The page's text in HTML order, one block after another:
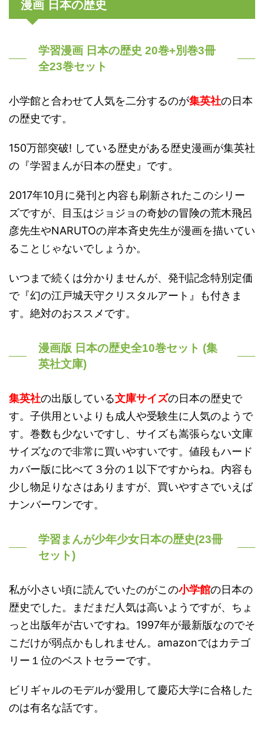
漫画 日本の歴史
学習漫画 日本の歴史 20巻+別巻3冊
全23巻セット
小学館と合わせて人気を二分するのが集英社の日本
の歴史です。
150万部突破! している歴史がある歴史漫画が集英社
の『学習まんが日本の歴史』です。
2017年10月に発刊と内容も刷新されたこのシリー
ズですが、目玉はジョジョの奇妙の冒険の荒木飛呂
彦先生やNARUTOの岸本斉史先生が漫画を描いてい
ることじゃないでしょうか。
いつまで続くは分かりませんが、発刊記念特別定価
で『幻の江戸城天守クリスタルアート』も付きま
す。絶対のおススメです。
漫画版 日本の歴史全10巻セット (集
英社文庫)
集英社の出版している文庫サイズの日本の歴史で
す。子供用といよりも成人や受験生に人気のようで
す。巻数も少ないですし、サイズも嵩張らない文庫
サイズなので非常に買いやすいです。値段もハード
カバー版に比べて３分の１以下ですからね。内容も
少し物足りなさはありますが、買いやすさでいえば
ナンバーワンです。
学習まんが少年少女日本の歴史(23冊
セット)
私が小さい頃に読んでいたのがこの小学館の日本の
歴史でした。まだまだ人気は高いようですが、ちょ
っと出版年が古いですね。1997年が最新版なのでそ
こだけが弱点かもしれません。amazonではカテゴ
リー１位のベストセラーです。
ビリギャルのモデルが愛用して慶応大学に合格した
のは有名な話です。